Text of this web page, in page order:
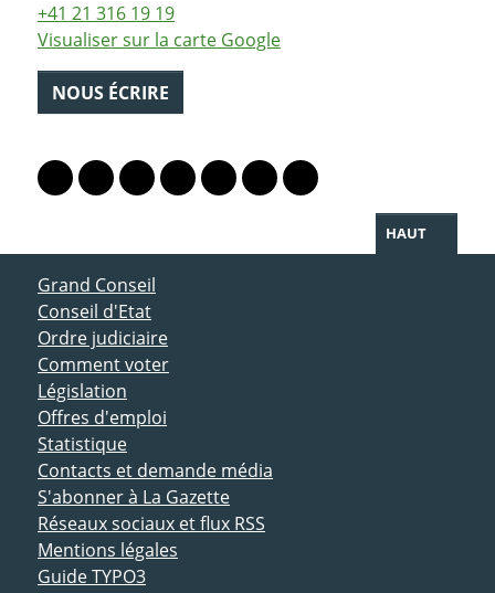
+41 21 316 19 19
Visualiser sur la carte Google
NOUS ÉCRIRE
Lien vers le profil Mastodon
Lien vers le profil Bluesky
Lien vers le profil Instagram
Lien vers le profil Linkedin
Lien vers le profil Facebook
Lien vers le profil Twitter
Partager par WhatsApp
HAUT
ACCÈS DIRECT
Grand Conseil
Conseil d'Etat
Ordre judiciaire
Comment voter
Législation
Offres d'emploi
Statistique
Contacts et demande média
S'abonner à La Gazette
Réseaux sociaux et flux RSS
Mentions légales
Guide TYPO3